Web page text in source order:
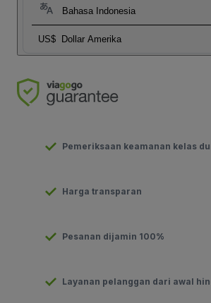
Bahasa Indonesia
US$ Dollar Amerika
Pemeriksaan keamanan kelas
Harga transparan
Pesanan dijamin 100%
Layanan pelanggan dari awal